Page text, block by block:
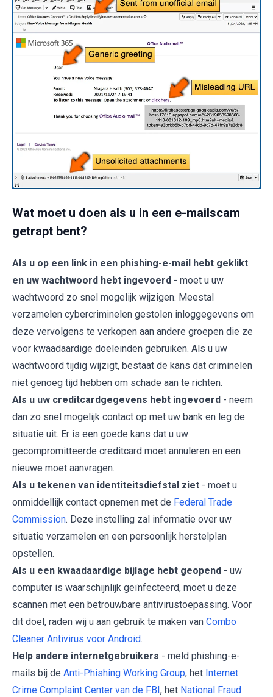
Wat moet u doen als u in een e-mailscam
getrapt bent?
Als u op een link in een phishing-e-mail hebt geklikt
en uw wachtwoord hebt ingevoerd - moet u uw
wachtwoord zo snel mogelijk wijzigen. Meestal
verzamelen cybercriminelen gestolen inloggegevens om
deze vervolgens te verkopen aan andere groepen die ze
voor kwaadaardige doeleinden gebruiken. Als u uw
wachtwoord tijdig wijzigt, bestaat de kans dat criminelen
niet genoeg tijd hebben om schade aan te richten.
Als u uw creditcardgegevens hebt ingevoerd - neem
dan zo snel mogelijk contact op met uw bank en leg de
situatie uit. Er is een goede kans dat u uw
gecompromitteerde creditcard moet annuleren en een
nieuwe moet aanvragen.
Als u tekenen van identiteitsdiefstal ziet - moet u
onmiddellijk contact opnemen met de Federal Trade
Commission. Deze instelling zal informatie over uw
situatie verzamelen en een persoonlijk herstelplan
opstellen.
Als u een kwaadaardige bijlage hebt geopend - uw
computer is waarschijnlijk geïnfecteerd, moet u deze
scannen met een betrouwbare antivirustoepassing. Voor
dit doel, raden wij u aan gebruik te maken van Combo
Cleaner Antivirus voor Android.
Help andere internetgebruikers - meld phishing-e-
mails bij de Anti-Phishing Working Group, het Internet
Crime Complaint Center van de FBI, het National Fraud